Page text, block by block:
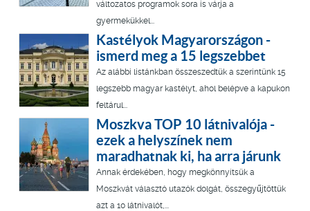
változatos programok sora is várja a
gyermekükkel...
Kastélyok Magyarországon -
ismerd meg a 15 legszebbet
Az alábbi listánkban összeszedtük a szerintünk 15
legszebb magyar kastélyt, ahol belépve a kapukon
feltárul...
Moszkva TOP 10 látnivalója -
ezek a helyszínek nem
maradhatnak ki, ha arra járunk
Annak érdekében, hogy megkönnyítsük a
Moszkvát választó utazók dolgát, összegyűjtöttük
azt a 10 látnivalót,...